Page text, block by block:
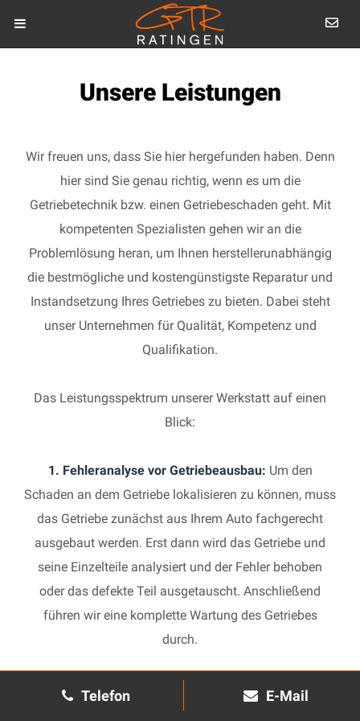
Telefon E-Mail
Unsere Leistungen
Wir freuen uns, dass Sie hier hergefunden haben. Denn
hier sind Sie genau richtig, wenn es um die
Getriebetechnik bzw. einen Getriebeschaden geht. Mit
kompetenten Spezialisten gehen wir an die
Problemlösung heran, um Ihnen herstellerunabhängig
die bestmögliche und kostengünstigste Reparatur und
Instandsetzung Ihres Getriebes zu bieten. Dabei steht
unser Unternehmen für Qualität, Kompetenz und
Qualifikation.
Das Leistungsspektrum unserer Werkstatt auf einen
Blick:
1. Fehleranalyse vor Getriebeausbau: Um den
Schaden an dem Getriebe lokalisieren zu können, muss
das Getriebe zunächst aus Ihrem Auto fachgerecht
ausgebaut werden. Erst dann wird das Getriebe und
seine Einzelteile analysiert und der Fehler behoben
oder das defekte Teil ausgetauscht. Anschließend
führen wir eine komplette Wartung des Getriebes
durch.
2. Manuelles Getriebe:
Die Reparatur eines komplexen
Schaltgetriebes ist äußerst aufwendig und benötigt